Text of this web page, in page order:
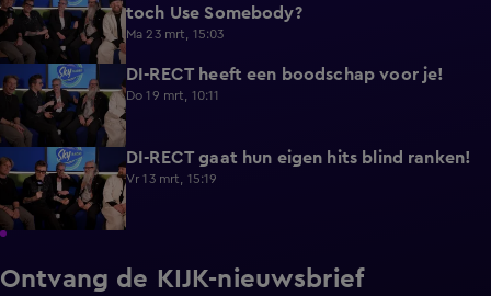
toch Use Somebody?
Ma 23 mrt, 15:03
0:43 DI-RECT heeft een boodschap voor je!
Do 19 mrt, 10:11
1:37 DI-RECT gaat hun eigen hits blind ranken!
Vr 13 mrt, 15:19
Ontvang de KIJK-nieuwsbrief